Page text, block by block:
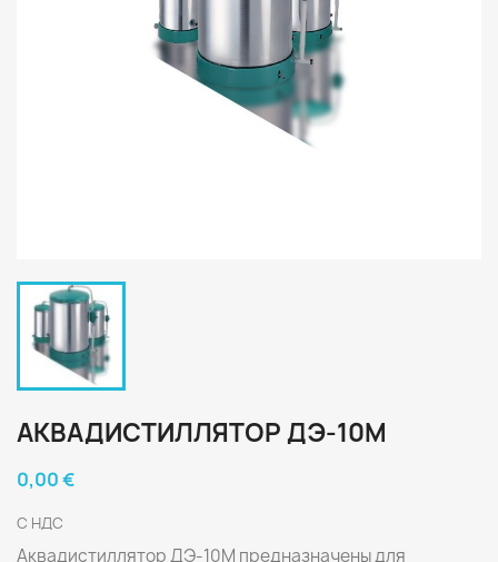
АКВАДИСТИЛЛЯТОР ДЭ-10М
0,00 €
С НДС
Аквадистиллятор ДЭ-10М предназначены для